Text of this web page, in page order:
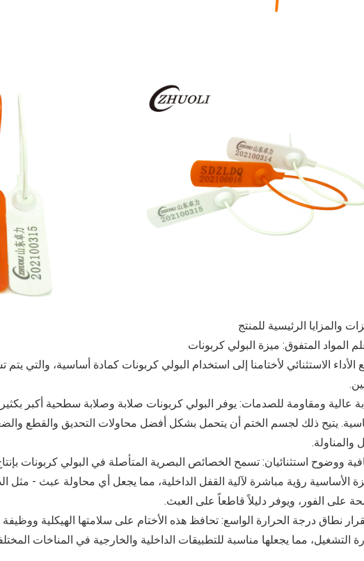
والمزايا الرئيسية للمنتج
الأداء الاستثنائي لأختامنا إلى استخدام البولي كربونات كمادة أساسية، والتي
يتيح ذلك لجسم الختم أن يتحمل بشكل أفضل محاولات التحديق والقطع
والمناولة.
ووضوح استثنائيان: تسمح الخصائص البصرية المتأصلة في البولي كربونات
الأساسية رؤية مباشرة لآلية القفل الداخلية، مما يجعل أي محاولة عبث - مثل
على الفور، ويوفر دليلاً قاطعاً على العبث.
نطاق درجة الحرارة الواسع: تحافظ هذه الأختام على سلامتها الهيكلية
التشغيل، مما يجعلها مناسبة للتطبيقات الداخلية والخارجية في المناخات